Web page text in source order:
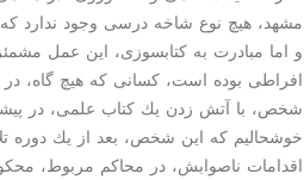
مشهد، هیچ نوع شاخه درسی وجود ندارد كه
و اما مبادرت به كتابسوزی، این عمل
افراطی بوده است، كسانی كه هیچ گاه،
شخص، با آتش زدن یك كتاب علمی، در
خوشحالیم كه این شخص، بعد از یك دوره
اقدامات ناصوابش، در محاكم مربوط،